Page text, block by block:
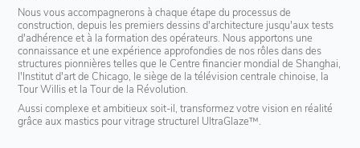
Nous vous accompagnerons à chaque étape du processus de
construction, depuis les premiers dessins d'architecture jusqu'aux tests
d'adhérence et à la formation des opérateurs. Nous apportons une
connaissance et une expérience approfondies de nos rôles dans des
structures pionnières telles que le Centre financier mondial de Shanghai,
l'Institut d'art de Chicago, le siège de la télévision centrale chinoise, la
Tour Willis et la Tour de la Révolution.
Aussi complexe et ambitieux soit-il, transformez votre vision en réalité
grâce aux mastics pour vitrage structurel UltraGlaze™.